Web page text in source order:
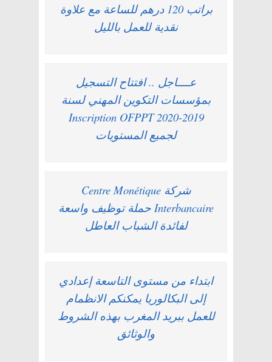
براتب 120 درهم للساعة مع علاوة
نقدية للعمل بالليل
عــــاجل .. افتتاح التسجيل
بمؤسسات التكوين المهني لسنة
2019-2020 Inscription OFPPT
لجميع المستويات
شركة Centre Monétique
Interbancaire حملة توظيف واسعة
لفائدة الشباب العاطل
ابتداء من مستوى التاسعة إعدادي
إلى البكالوريا يمكنكم الانظمام
للعمل ببريد المغرب بهذه الشروط
والوثائق